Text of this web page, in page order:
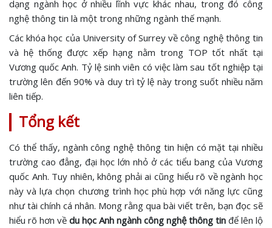
dạng ngành học ở nhiều lĩnh vực khác nhau, trong đó công
nghệ thông tin là một trong những ngành thế mạnh.
Các khóa học của University of Surrey về công nghệ thông tin
và hệ thống được xếp hạng nằm trong TOP tốt nhất tại
Vương quốc Anh. Tỷ lệ sinh viên có việc làm sau tốt nghiệp tại
trường lên đến 90% và duy trì tỷ lệ này trong suốt nhiều năm
liên tiếp.
Tổng kết
Có thể thấy, ngành công nghệ thông tin hiện có mặt tại nhiều
trường cao đẳng, đại học lớn nhỏ ở các tiểu bang của Vương
quốc Anh. Tuy nhiên, không phải ai cũng hiểu rõ về ngành học
này và lựa chọn chương trình học phù hợp với năng lực cũng
như tài chính cá nhân. Mong rằng qua bài viết trên, bạn đọc sẽ
hiểu rõ hơn về du học Anh ngành công nghệ thông tin để lên lộ